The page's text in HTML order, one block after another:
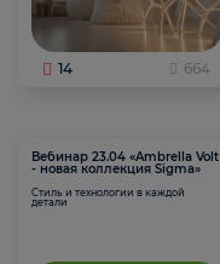
14 664
Вебинар 23.04 «Ambrella Volt
- новая коллекция Sigma»
Стиль и технологии в каждой
детали